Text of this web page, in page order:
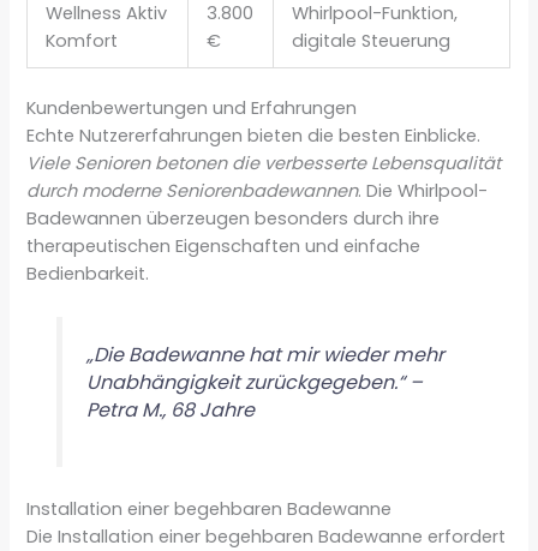
Wellness Aktiv
Komfort
3.800
€
Whirlpool-Funktion,
digitale Steuerung
Kundenbewertungen und Erfahrungen
Echte Nutzererfahrungen bieten die besten Einblicke.
Viele Senioren betonen die verbesserte Lebensqualität
durch moderne Seniorenbadewannen. Die Whirlpool-
Badewannen überzeugen besonders durch ihre
therapeutischen Eigenschaften und einfache
Bedienbarkeit.
„Die Badewanne hat mir wieder mehr
Unabhängigkeit zurückgegeben.“ –
Petra M., 68 Jahre
Installation einer begehbaren Badewanne
Die Installation einer begehbaren Badewanne erfordert